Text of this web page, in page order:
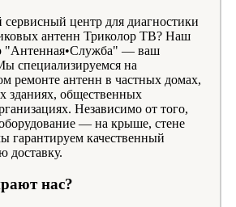
центр для диагностики
антенн Триколор ТВ? Наш
"Антенная•Служба" — ваш
специализируемся на
ремонте антенн в частных домах,
зданиях, общественных
Независимо от того,
— на крыше, стене
гарантируем качественный
доставку.
нас?